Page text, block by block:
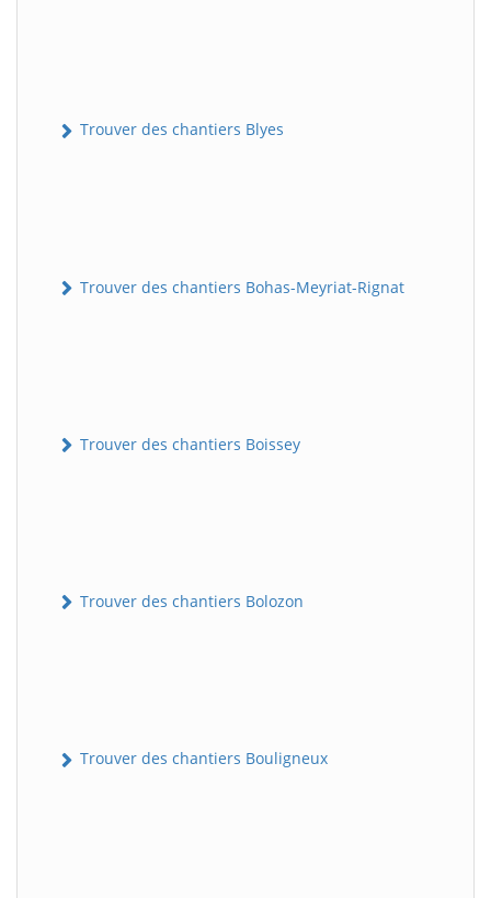
Trouver des chantiers Blyes
Trouver des chantiers Bohas-Meyriat-Rignat
Trouver des chantiers Boissey
Trouver des chantiers Bolozon
Trouver des chantiers Bouligneux